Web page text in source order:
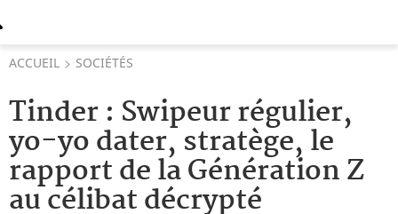
ACCUEIL SOCIÉTÉS
Tinder : Swipeur régulier,
yo-yo dater, stratège, le
rapport de la Génération Z
au célibat décrypté